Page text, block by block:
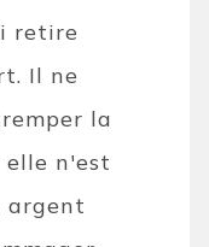
retire
Il ne
la
elle n'est
argent